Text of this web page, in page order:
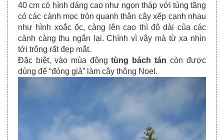
40 cm có hình dáng cao như ngọn tháp với tùng tầng
có các cành mọc tròn quanh thân cây xếp cạnh nhau
như hình xoắc ốc, càng lên cao thì đô dài của các
cành càng thu ngắn lại. Chính vì vậy mà từ xa nhìn
tới trông rất đẹp mắt.
Đặc biệt, vào mùa đông tùng bách tán còn được
dùng để “đóng giả” làm cây thông Noel.